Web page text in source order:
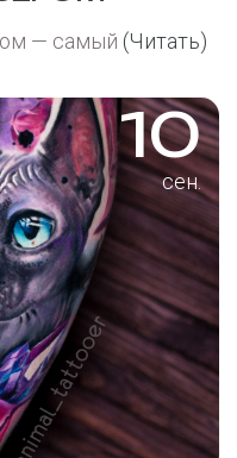
— самый (Читать)
10
сен.